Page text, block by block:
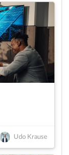
Udo Krause